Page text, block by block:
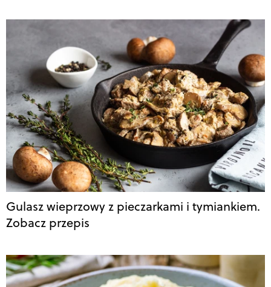
Gulasz wieprzowy z pieczarkami i tymiankiem.
Zobacz przepis